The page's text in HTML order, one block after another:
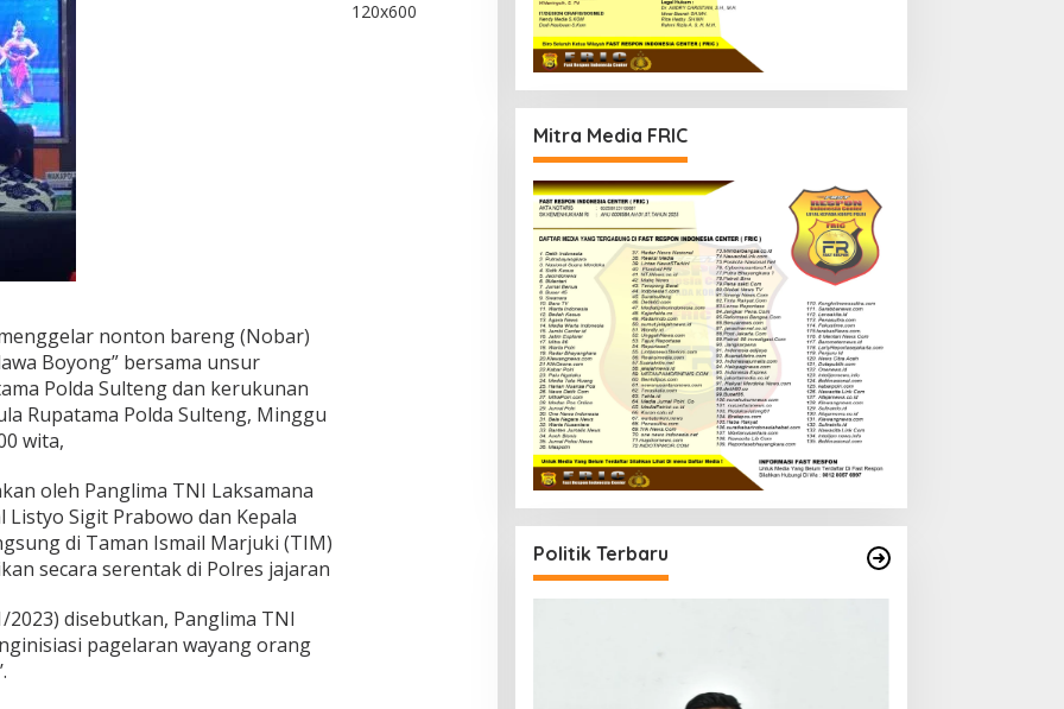
nonton bareng (Nobar)
Boyong” bersama unsur
Polda Sulteng dan kerukunan
Rupatama Polda Sulteng, Minggu
wita,
oleh Panglima TNI Laksamana
Sigit Prabowo dan Kepala
di Taman Ismail Marjuki (TIM)
secara serentak di Polres jajaran
disebutkan, Panglima TNI
pagelaran wayang orang
Mitra Media FRIC
Politik Terbaru